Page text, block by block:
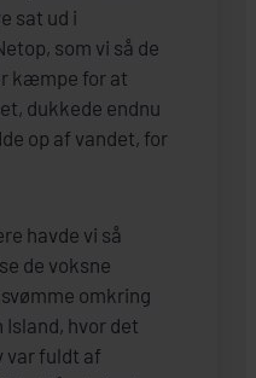
sat ud i
som vi så de
kæmpe for at
dukkede endnu
op af vandet, for
havde vi så
de voksne
omkring
hvor det
var fuldt af